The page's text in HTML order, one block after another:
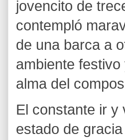
jovencito de
contempló
de una barca a
ambiente
alma del
El constante ir y
estado de